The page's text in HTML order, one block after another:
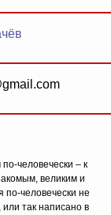
человечески – к
великим и
человечески не
или так написано в